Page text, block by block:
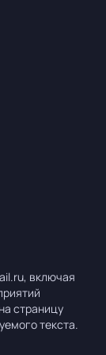
включая
страницу
текста.